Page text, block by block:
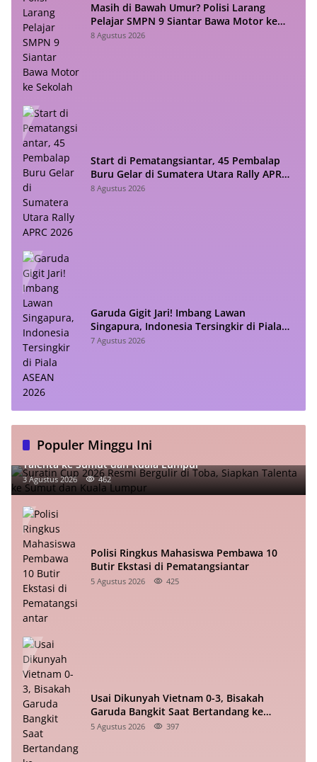
Masih di Bawah Umur? Polisi Larang
Pelajar SMPN 9 Siantar Bawa Motor ke
Sekolah
8 Agustus 2026
Start di Pematangsiantar, 45 Pembalap
Buru Gelar di Sumatera Utara Rally APRC
2026
8 Agustus 2026
Garuda Gigit Jari! Imbang Lawan
Singapura, Indonesia Tersingkir di Piala
ASEAN 2026
7 Agustus 2026
Populer Minggu Ini
Suratin Cup 2026 Resmi Bergulir di Toba, Siapkan
Talenta ke Sumut dan Kuala Lumpur
3 Agustus 2026 462
Polisi Ringkus Mahasiswa Pembawa 10
Butir Ekstasi di Pematangsiantar
5 Agustus 2026 425
Usai Dikunyah Vietnam 0-3, Bisakah
Garuda Bangkit Saat Bertandang ke
Singapura?
5 Agustus 2026 397